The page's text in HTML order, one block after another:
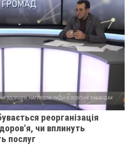
реорганізація
чи вплинуть
послуг